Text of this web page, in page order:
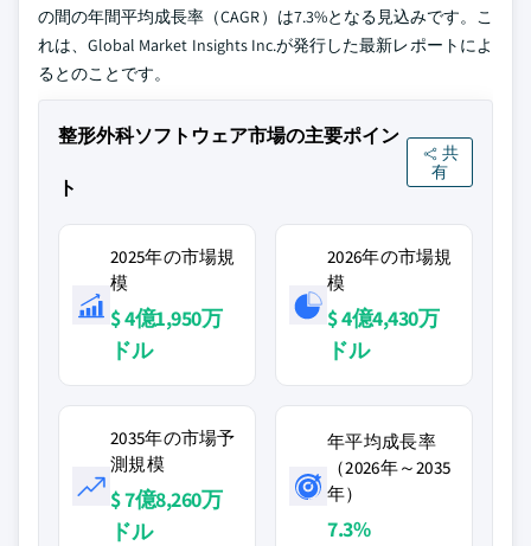
の間の年間平均成長率（CAGR）は7.3%となる見込みです。こ
れは、Global Market Insights Inc.が発行した最新レポートによ
るとのことです。
整形外科ソフトウェア市場の主要ポイン
ト
共
有
2025年の市場規
模
$ 4億1,950万
ドル
2026年の市場規
模
$ 4億4,430万
ドル
2035年の市場予
測規模
$ 7億8,260万
ドル
年平均成長率
（2026年～2035
年）
7.3%